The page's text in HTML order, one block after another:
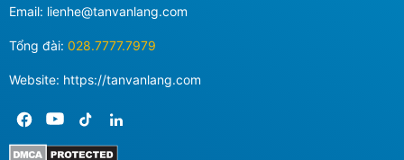
Email: lienhe@tanvanlang.com
Tổng đài: 028.7777.7979
Website: https://tanvanlang.com